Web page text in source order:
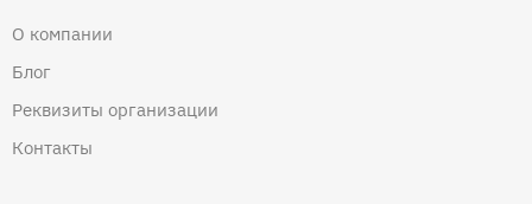
О компании
Блог
Реквизиты организации
Контакты